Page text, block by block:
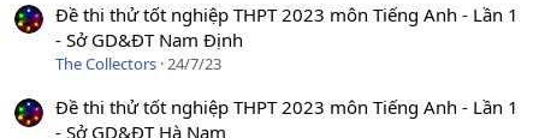
Đề thi thử tốt nghiệp THPT 2023 môn Tiếng Anh - Lần 1
- Sở GD&ĐT Nam Định
The Collectors 24/7/23
Đề thi thử tốt nghiệp THPT 2023 môn Tiếng Anh - Lần 1
- Sở GD&ĐT Hà Nam